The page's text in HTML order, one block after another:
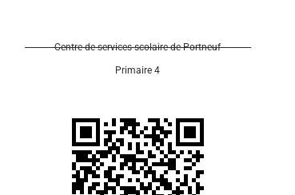
Centre de services scolaire de Portneuf
Primaire 4